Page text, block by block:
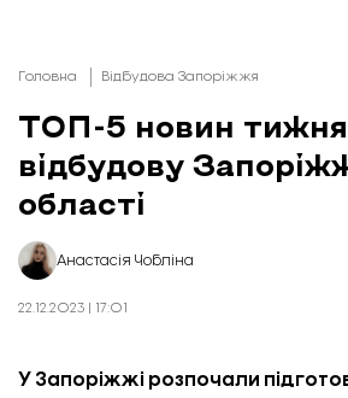
Головна Відбудова Запоріжжя
ТОП-5 новин
відбудову
області
Анастасія Чобліна
22.12.2023 | 17:01
У Запоріжжі розпочали